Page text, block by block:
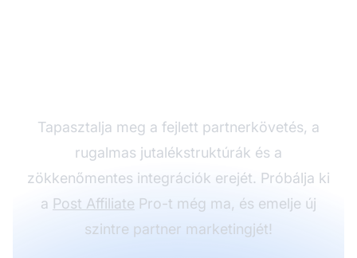
Tapasztalja meg a fejlett partnerkövetés, a
rugalmas jutalékstruktúrák és a
zökkenőmentes integrációk erejét. Próbálja ki
a Post Affiliate Pro-t még ma, és emelje új
szintre partner marketingjét!